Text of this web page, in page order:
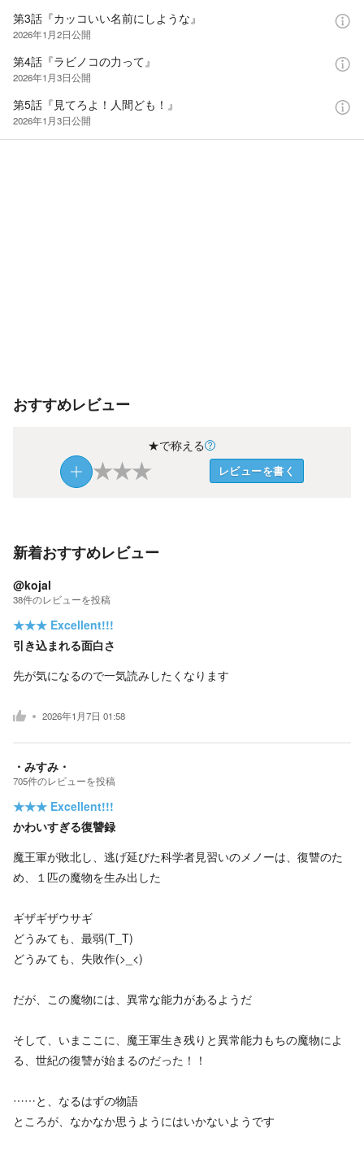
第3話『カッコいい名前にしような』
2026年1月2日公開
第4話『ラビノコの力って』
2026年1月3日公開
第5話『見てろよ！人間ども！』
2026年1月3日公開
おすすめレビュー
★で称える
★★★ レビューを書く
新着おすすめレビュー
@kojal
38件のレビューを投稿
★★★ Excellent!!!
引き込まれる面白さ
先が気になるので一気読みしたくなります
2026年1月7日 01:58
・みすみ・
705件のレビューを投稿
★★★ Excellent!!!
かわいすぎる復讐録
魔王軍が敗北し、逃げ延びた科学者見習いのメノーは、復讐のた
め、１匹の魔物を生み出した
ギザギザウサギ
どうみても、最弱(T_T)
どうみても、失敗作(>_<)
だが、この魔物には、異常な能力があるようだ
そして、いまここに、魔王軍生き残りと異常能力もちの魔物によ
る、世紀の復讐が始まるのだった！！
……と、なるはずの物語
ところが、なかなか思うようにはいかないようです